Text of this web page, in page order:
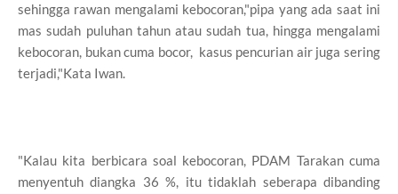
sehingga rawan mengalami kebocoran,"pipa yang ada saat ini
mas sudah puluhan tahun atau sudah tua, hingga mengalami
kebocoran, bukan cuma bocor, kasus pencurian air juga sering
terjadi,"Kata Iwan.
"Kalau kita berbicara soal kebocoran, PDAM Tarakan cuma
menyentuh diangka 36 %, itu tidaklah seberapa dibanding